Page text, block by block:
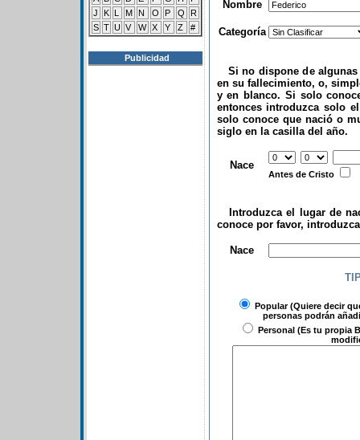
J
K L M N O P Q
R
S T U V W X Y Z #
Publicidad
Nombre
Categoría
Si no dispone de algunas
en su fallecimiento, o,
y en blanco. Si solo
entonces introduzca solo
solo conoce que nació o
siglo en la casilla del año.
Nace
Antes de Cristo
Introduzca el lugar de
conoce por favor,
Nace
Popular(Quiere decir
personas podrán
Personal (Es tu propia